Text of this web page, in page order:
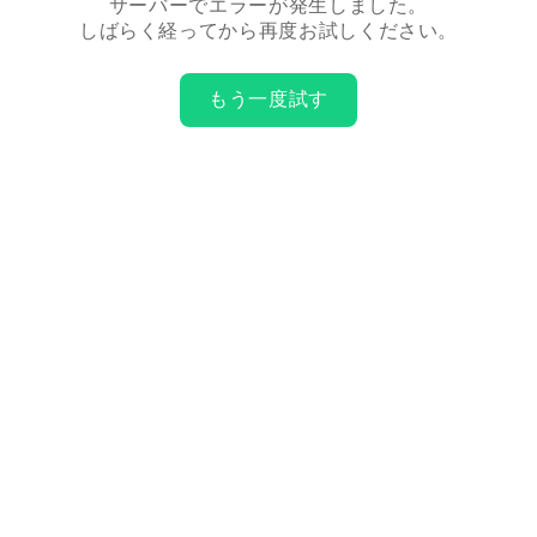
サーバーでエラーが発生しました。
しばらく経ってから再度お試しください。
もう一度試す